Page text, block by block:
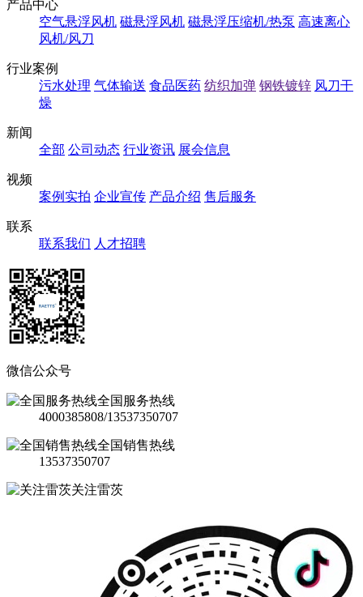
产品中心
空气悬浮风机 磁悬浮风机 磁悬浮压缩机/热泵 高速离心
风机/风刀
行业案例
污水处理 气体输送 食品医药 纺织加弹 钢铁镀锌 风刀干
燥
新闻
全部 公司动态 行业资讯 展会信息
视频
案例实拍 企业宣传 产品介绍 售后服务
联系
联系我们 人才招聘
微信公众号
全国服务热线
4000385808/13537350707
全国销售热线
13537350707
关注雷茨